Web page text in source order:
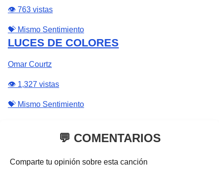
👁️ 763 vistas
💝 Mismo Sentimiento
⁠LUCES DE COLORES
Omar Courtz
👁️ 1,327 vistas
💝 Mismo Sentimiento
💬 COMENTARIOS
Comparte tu opinión sobre esta canción